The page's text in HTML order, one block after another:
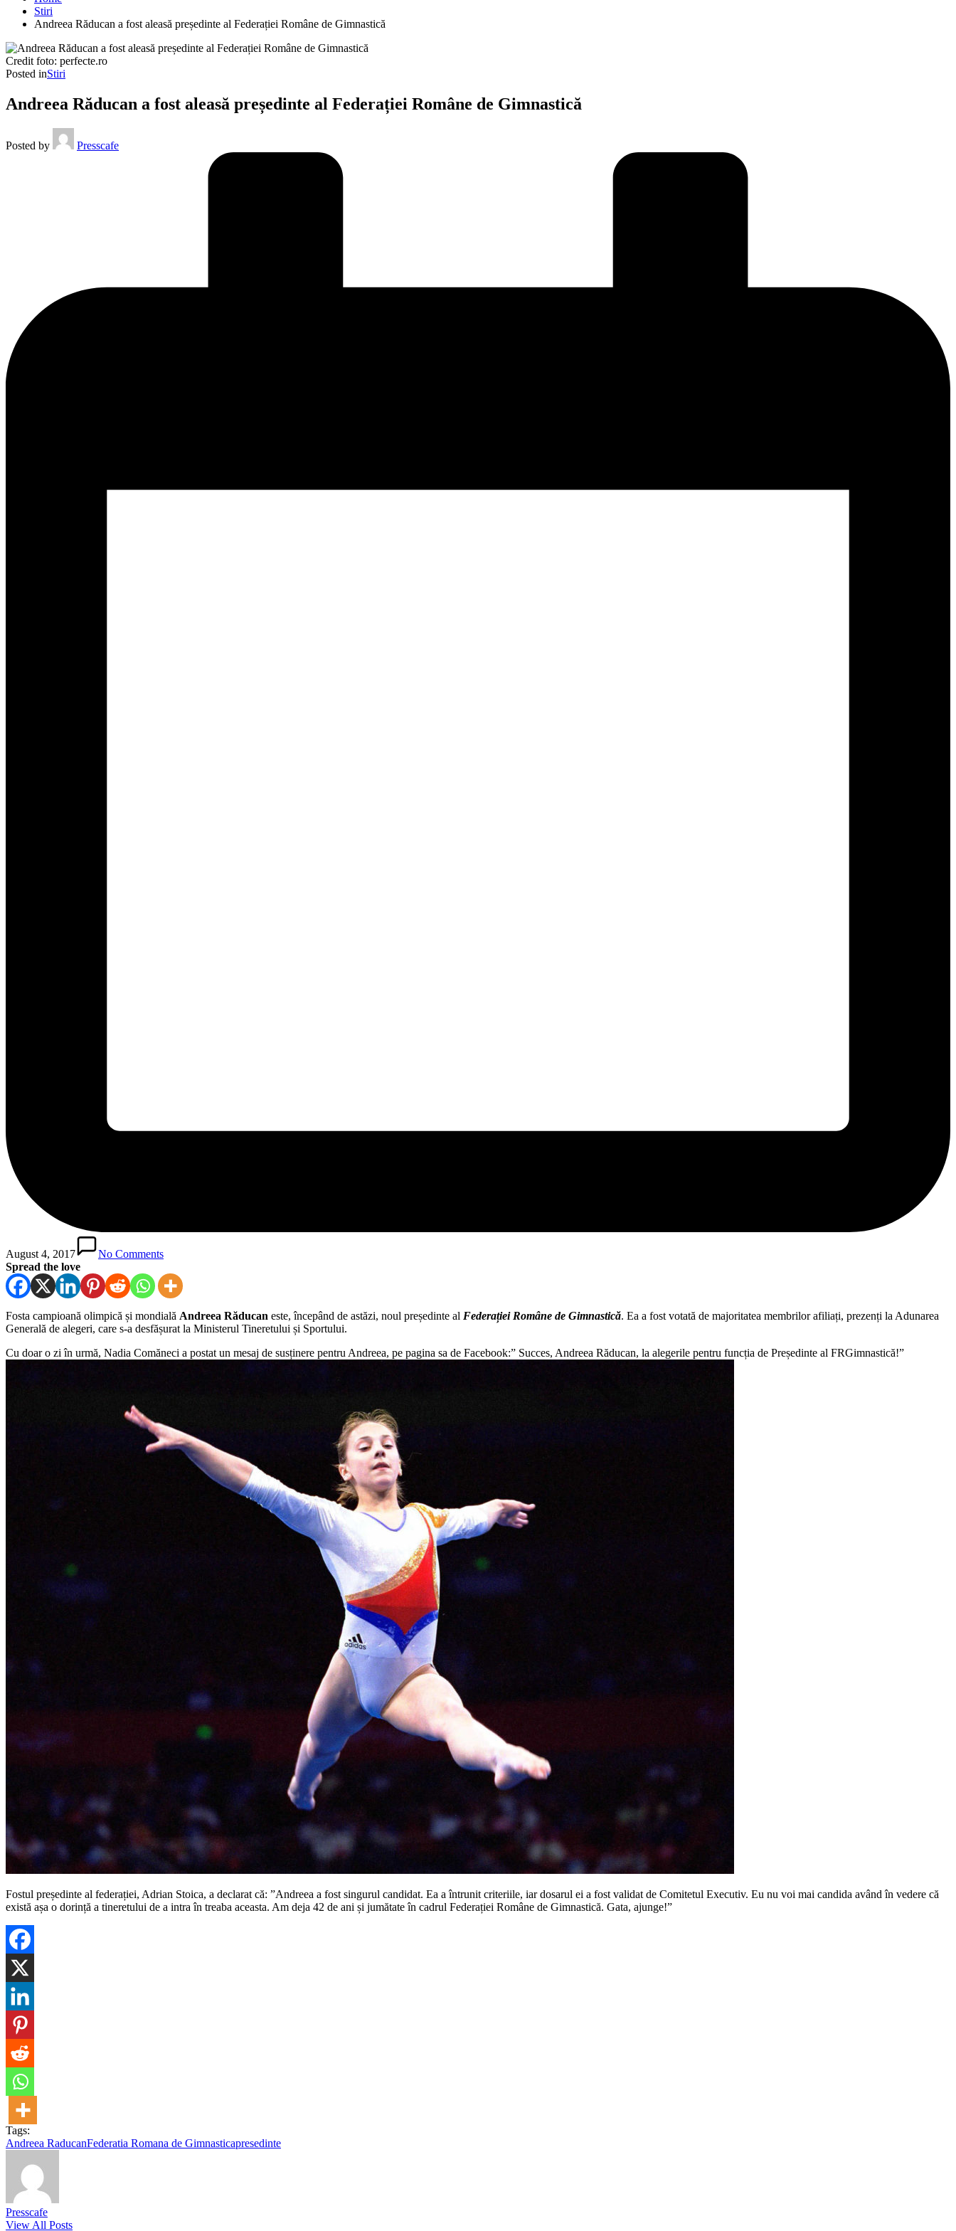
Stiri
Andreea Răducan a fost aleasă președinte al Federației Române de Gimnastică
Credit foto: perfecte.ro
Posted inStiri
Andreea Răducan a fost aleasă președinte al Federației Române de Gimnastică
Posted by Presscafe
August 4, 2017
No Comments
Spread the love
Fosta campioană olimpică și mondială Andreea Răducan este, începând de astăzi, noul președinte al Federației Române de Gimnastică. Ea a fost votată de majoritatea membrilor afiliați, prezenți la Adunarea
Generală de alegeri, care s-a desfășurat la Ministerul Tineretului și Sportului.
Cu doar o zi în urmă, Nadia Comăneci a postat un mesaj de susținere pentru Andreea, pe pagina sa de Facebook:” Succes, Andreea Răducan, la alegerile pentru funcția de Președinte al FRGimnastică!”
Fostul președinte al federației, Adrian Stoica, a declarat că: ”Andreea a fost singurul candidat. Ea a întrunit criteriile, iar dosarul ei a fost validat de Comitetul Executiv. Eu nu voi mai candida având în vedere că
există așa o dorință a tineretului de a intra în treaba aceasta. Am deja 42 de ani și jumătate în cadrul Federației Române de Gimnastică. Gata, ajunge!”
Tags:
Andreea RaducanFederatia Romana de Gimnasticapresedinte
Presscafe
View All Posts